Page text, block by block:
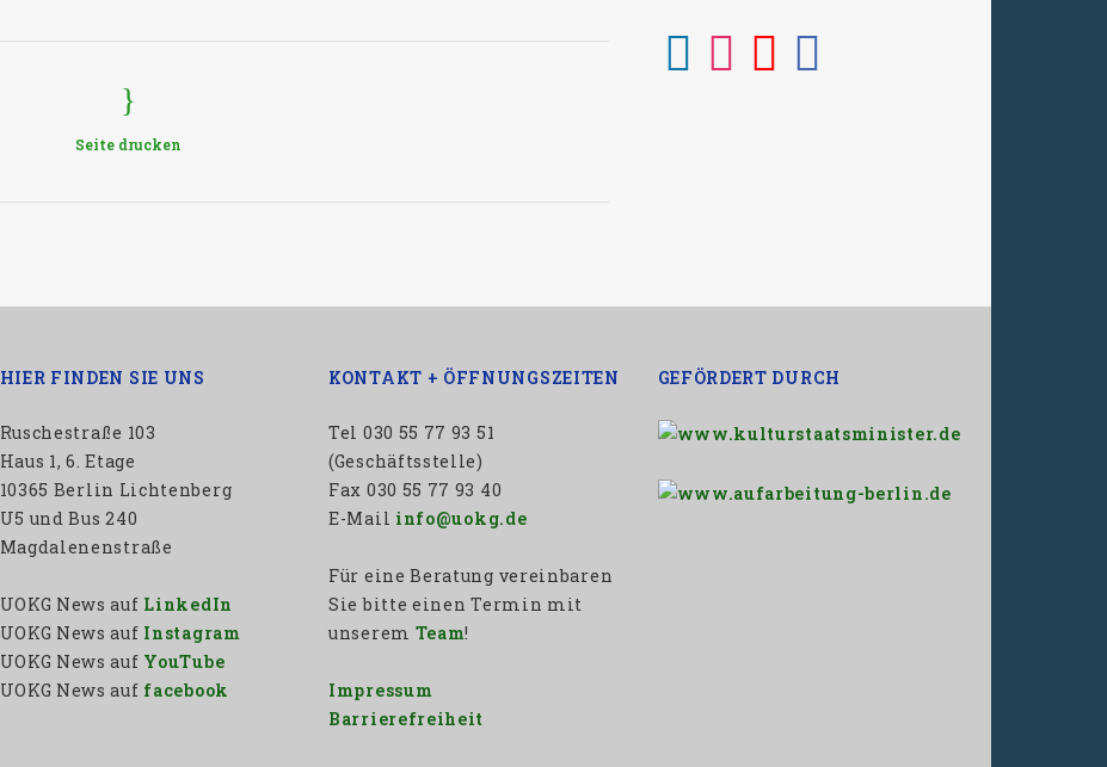
Seite drucken
HIER FINDEN SIE UNS
Ruschestraße 103
Haus 1, 6. Etage
10365 Berlin Lichtenberg
U5 und Bus 240
Magdalenenstraße
UOKG News auf LinkedIn
UOKG News auf Instagram
UOKG News auf YouTube
UOKG News auf facebook
KONTAKT + ÖFFNUNGSZEITEN
Tel 030 55 77 93 51
(Geschäftsstelle)
Fax 030 55 77 93 40
E-Mail info@uokg.de
Für eine Beratung vereinbaren
Sie bitte einen Termin mit
unserem Team!
Impressum
Barrierefreiheit
GEFÖRDERT DURCH